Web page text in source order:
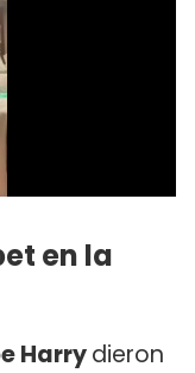
en la
Harrydieron